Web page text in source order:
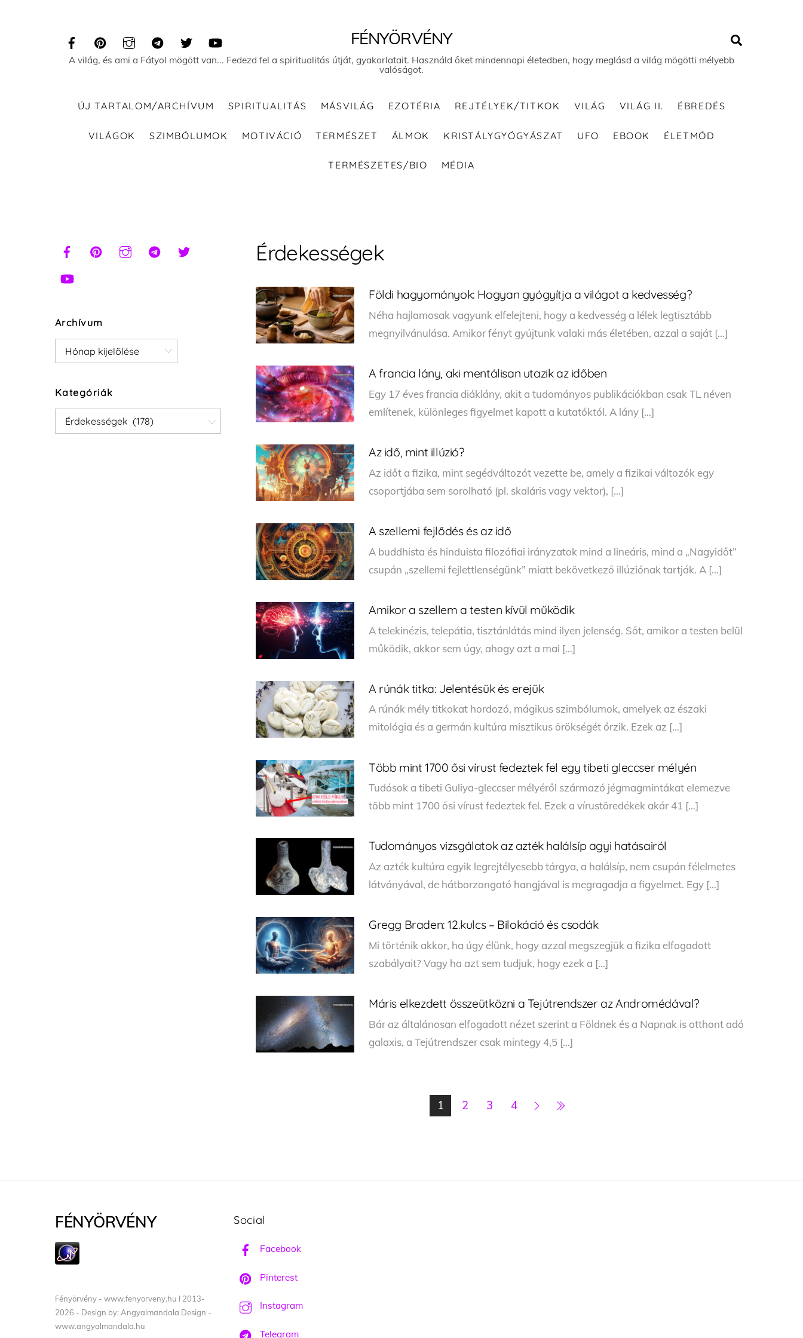
FÉNYÖRVÉNY
A világ, és ami a Fátyol mögött van... Fedezd fel a spiritualitás útját, gyakorlatait. Használd őket mindennapi életedben, hogy meglásd a világ mögötti mélyebb
valóságot.
ÚJ TARTALOM/ARCHÍVUM SPIRITUALITÁS MÁSVILÁG EZOTÉRIA REJTÉLYEK/TITKOK VILÁG VILÁG II. ÉBREDÉS
VILÁGOK SZIMBÓLUMOK MOTIVÁCIÓ TERMÉSZET ÁLMOK KRISTÁLYGYÓGYÁSZAT UFO EBOOK ÉLETMÓD
TERMÉSZETES/BIO MÉDIA
Érdekességek
Földi hagyományok: Hogyan gyógyítja a világot a kedvesség?
Néha hajlamosak vagyunk elfelejteni, hogy a kedvesség a lélek legtisztább
megnyilvánulása. Amikor fényt gyújtunk valaki más életében, azzal a saját […]
A francia lány, aki mentálisan utazik az időben
Egy 17 éves francia diáklány, akit a tudományos publikációkban csak TL néven
említenek, különleges figyelmet kapott a kutatóktól. A lány […]
Az idő, mint illúzió?
Az időt a fizika, mint segédváltozót vezette be, amely a fizikai változók egy
csoportjába sem sorolható (pl. skaláris vagy vektor), […]
A szellemi fejlődés és az idő
A buddhista és hinduista filozófiai irányzatok mind a lineáris, mind a „Nagyidőt”
csupán „szellemi fejlettlenségünk” miatt bekövetkező illúziónak tartják. A […]
Amikor a szellem a testen kívül működik
A telekinézis, telepátia, tisztánlátás mind ilyen jelenség. Sőt, amikor a testen belül
működik, akkor sem úgy, ahogy azt a mai […]
A rúnák titka: Jelentésük és erejük
A rúnák mély titkokat hordozó, mágikus szimbólumok, amelyek az északi
mitológia és a germán kultúra misztikus örökségét őrzik. Ezek az […]
Több mint 1700 ősi vírust fedeztek fel egy tibeti gleccser mélyén
Tudósok a tibeti Guliya-gleccser mélyéről származó jégmagmintákat elemezve
több mint 1700 ősi vírust fedeztek fel. Ezek a vírustöredékek akár 41 […]
Tudományos vizsgálatok az azték halálsíp agyi hatásairól
Az azték kultúra egyik legrejtélyesebb tárgya, a halálsíp, nem csupán félelmetes
látványával, de hátborzongató hangjával is megragadja a figyelmet. Egy […]
Gregg Braden: 12.kulcs – Bilokáció és csodák
Mi történik akkor, ha úgy élünk, hogy azzal megszegjük a fizika elfogadott
szabályait? Vagy ha azt sem tudjuk, hogy ezek a […]
Máris elkezdett összeütközni a Tejútrendszer az Andromédával?
Bár az általánosan elfogadott nézet szerint a Földnek és a Napnak is otthont adó
galaxis, a Tejútrendszer csak mintegy 4,5 […]
1 2 3 4
Archívum
Archívum
Kategóriák
Kategóriák
FÉNYÖRVÉNY
Fényörvény - www.fenyorveny.hu I 2013-
2026 - Design by: Angyalmandala Design -
www.angyalmandala.hu
Social
Facebook
Pinterest
Instagram
Telegram